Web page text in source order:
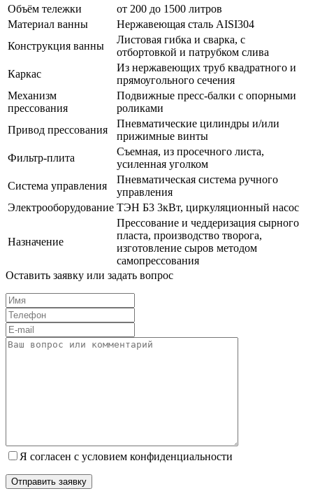
Объём тележки
от 200 до 1500 литров
Материал ванны
Нержавеющая сталь AISI304
Конструкция ванны
Листовая гибка и сварка, с
отбортовкой и патрубком слива
Каркас
Из нержавеющих труб квадратного и
прямоугольного сечения
Механизм
прессования
Подвижные пресс-балки с опорными
роликами
Привод прессования
Пневматические цилиндры и/или
прижимные винты
Фильтр-плита
Съемная, из просечного листа,
усиленная уголком
Система управления
Пневматическая система ручного
управления
Электрооборудование ТЭН Б3 3кВт, циркуляционный насос
Назначение
Прессование и чеддеризация сырного
пласта, производство творога,
изготовление сыров методом
самопрессования
Оставить заявку или задать вопрос
Я согласен с условием конфиденциальности